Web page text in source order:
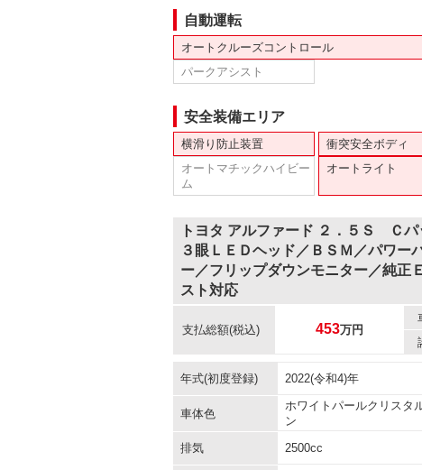
自動運転
オートクルーズコントロール
パークアシスト
安全装備エリア
横滑り防止装置 衝突安全ボディ
オートマチックハイビー
ム
オートライト
トヨタ アルファード ２．５Ｓ Ｃ
３眼ＬＥＤヘッド／ＢＳＭ／パワー
ー／フリップダウンモニター／純正
スト対応
支払総額(税込) 453万円
年式(初度登録) 2022(令和4)年
車体色
ホワイトパールクリスタ
ン
排気 2500cc